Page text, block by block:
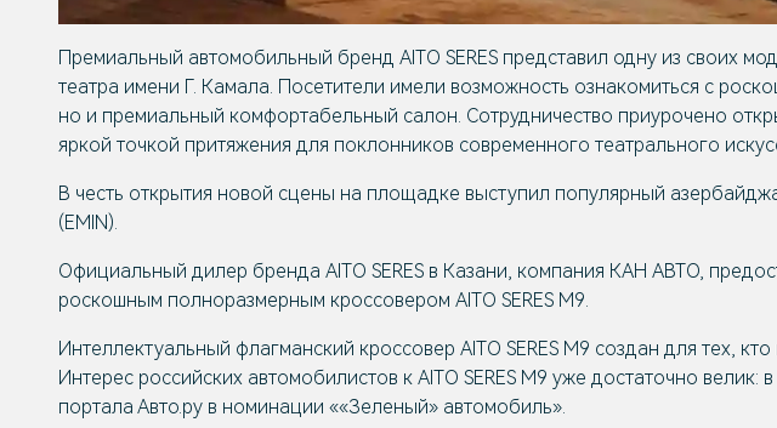
Премиальный автомобильный бренд AITO SERES представил одну из своих
театра имени Г. Камала. Посетители имели возможность ознакомиться с
но и премиальный комфортабельный салон. Сотрудничество приурочено
яркой точкой притяжения для поклонников современного театрального
В честь открытия новой сцены на площадке выступил популярный
(EMIN).
Официальный дилер бренда AITO SERES в Казани, компания КАН АВТО,
роскошным полноразмерным кроссовером AITO SERES М9.
Интеллектуальный флагманский кроссовер AITO SERES M9 создан для тех,
Интерес российских автомобилистов к AITO SERES М9 уже достаточно
портала Авто.ру в номинации ««Зеленый» автомобиль».